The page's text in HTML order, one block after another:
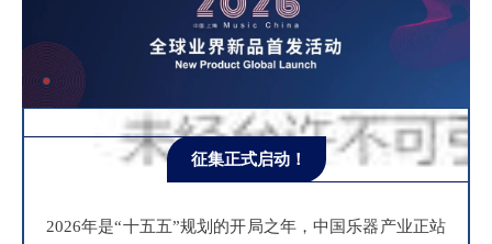
征集正式启动！
2026年是“十五五”规划的开局之年，中国乐器产业正站